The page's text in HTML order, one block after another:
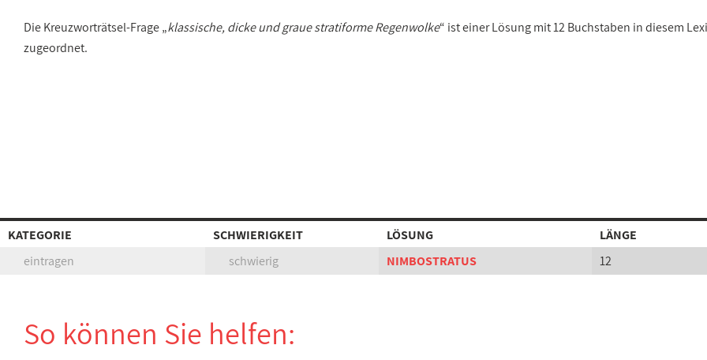
Die Kreuzworträtsel-Frage „klassische, dicke und graue stratiforme Regenwolke“ ist einer Lösung mit 12 Buchstaben in diesem
zugeordnet.
KATEGORIE SCHWIERIGKEIT LÖSUNG
LÄNGE
eintragen
schwierig NIMBOSTRATUS 12
So können Sie helfen: